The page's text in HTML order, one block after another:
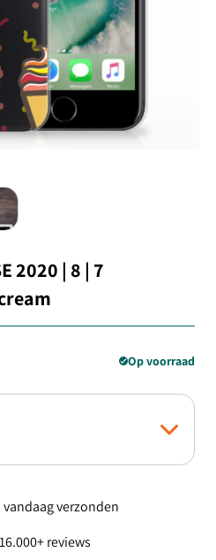
2020 | 8 | 7
Op voorraad
vandaag verzonden
reviews